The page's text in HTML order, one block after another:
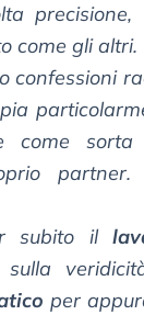
precisione,
come gli altri.
confessioni
come
subito il
per